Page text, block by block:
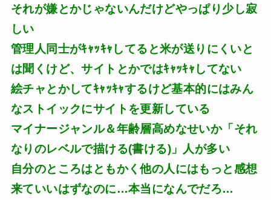
それが嫌とかじゃないんだけどやっぱり少し寂
しい
管理人同士がｷｬｯｷｬしてると米が送りにくいと
は聞くけど、サイトとかではｷｬｯｷｬしてない
絵チャとかしてｷｬｯｷｬするけど基本的にはみん
なストイックにサイトを更新している
マイナージャンル＆年齢層高めなせいか「それ
なりのレベルで描ける(書ける)」人が多い
自分のところはともかく他の人にはもっと感想
来ていいはずなのに…本当になんでだろ…